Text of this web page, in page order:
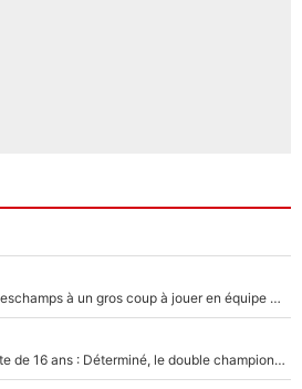
Un joueur snobé par Didier Deschamps à un gros coup à jouer en équipe de France : Zinedine Zidane a trouvé son numéro 9 ?
Le PSG veut s'offrir une pépite de 16 ans : Déterminé, le double champion d'Europe en titre est prêt à lâcher 40M€ pour celui que l'on compare déjà à Vinicius Jr !